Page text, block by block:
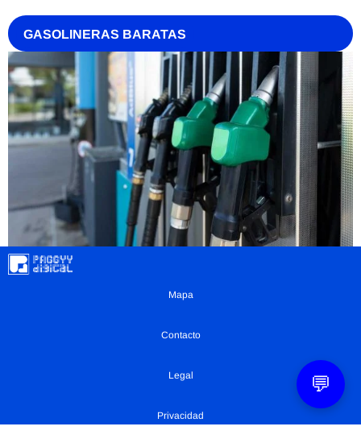
GASOLINERAS BARATAS
Mapa
Contacto
Legal
Privacidad
💬